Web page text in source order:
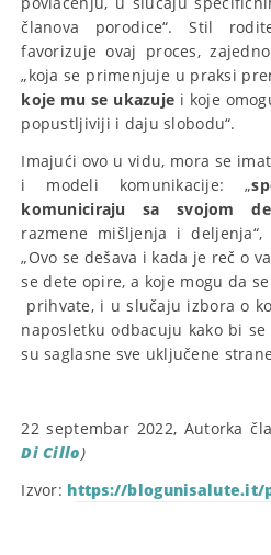
članova porodice“. Stil
favorizuje ovaj proces,
„koja se primenjuje u praksi
koje mu se ukazuje i koje
popustljiviji i daju slobodu“.
Imajući ovo u vidu, mora se
i modeli komunikacije: „
komuniciraju sa svojom
razmene mišljenja i
„Ovo se dešava i kada je reč o
se dete opire, a koje mogu da
prihvate, i u slučaju izbora o
naposletku odbacuju kako bi
su saglasne sve uključene
22 septembar 2022, Autorka
Di Cillo)
Izvor: https://blogunisalute.it/